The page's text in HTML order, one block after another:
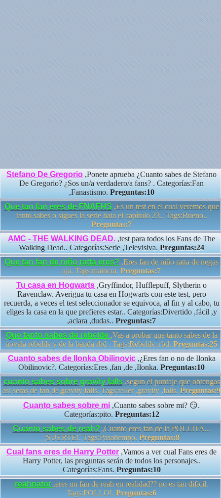
Stefano De Gregorio ,Ponete aprueba ¿Cuanto sabes de Stefano
De Gregorio? ¿Sos un/a verdadero/a fans? . Categorías:Fan
,Fanastismo. Preguntas:10
Que tan fan eres de FNAFHS ,Es un test en el cual veremos que
tanto sabes o sigues la serie hata el capítulo 23.. Tags:Bueno..
Preguntas:7
AMC - THE WALKING DEAD.,test para todos los Fans de The
Walking Dead.. Categorías:Serie ,Televisiva. Preguntas:24
Que tan fan de niño ratta eres? ,Eres fan de niño ratta de negas
aja. Tags:maincra. Preguntas:7
Tu casa en Hogwarts ,Gryffindor, Hufflepuff, Slytherin o
Ravenclaw. Averigua tu casa en Hogwarts con este test, pero
recuerda, a veces el test seleccionador se equivoca, al fin y al cabo, tu
eliges la casa en la que prefieres estar.. Categorías:Divertido ,fácil ,y
,aclara ,dudas.. Preguntas:7
Que tanto sabes de rebelde ,Vas a probar que tanto sabes de la
novela rebelde y de la banda rbd . Tags:Rebelde ,rbd. Preguntas:25
Cuanto sabes de Ilonka Obilinovic,¿Eres fan o no de Ilonka
Obilinovic?. Categorías:Eres ,fan ,de ,Ilonka. Preguntas:10
cuanto sabes sobre gravity falls,segun el puntaje que obtengas
asi seras de fan de gravity falls. Tags:faller ,gravity ,falls. Preguntas:9
Cuanto sabes sobre mi,Cuanto sabes sobre mi? 😏.
Categorías:pito. Preguntas:12
Cuanto sabes de reah? ,Cuanto eres fan de la POLLITA...
¡SUERTE!. Tags:Pasatiempo. Preguntas:8
Cual fans eres de Harry Potter ,Vamos a ver cual Fans eres de
Harry Potter, las preguntas serán de todos los personajes..
Categorías:Fans. Preguntas:10
reahnator ,eres un fan de reah en realidad?? no es tan dificil.
Tags:POLLO!. Preguntas:6